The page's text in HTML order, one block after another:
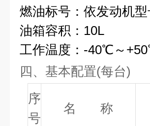
燃油标号：依发动机型
油箱容积：10L
工作温度：-40℃ ～+50
四、基本配置(每台)
序
号
名 称